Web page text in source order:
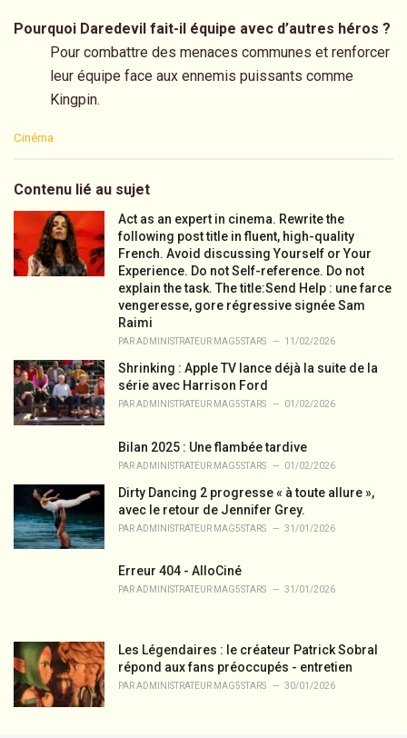
Pourquoi Daredevil fait-il équipe avec d’autres héros ?
Pour combattre des menaces communes et renforcer
leur équipe face aux ennemis puissants comme
Kingpin.
C
e
r
i
e
Cinéma
Contenu lié au sujet
Act as an expert in cinema. Rewrite the
following post title in fluent, high-quality
French. Avoid discussing Yourself or Your
Experience. Do not Self-reference. Do not
explain the task. The title:Send Help : une farce
vengeresse, gore régressive signée Sam
Raimi
PARADMINISTRATEUR MAG5STARS 11/02/2026
Shrinking : Apple TV lance déjà la suite de la
série avec Harrison Ford
PARADMINISTRATEUR MAG5STARS 01/02/2026
Bilan 2025 : Une flambée tardive
PARADMINISTRATEUR MAG5STARS 01/02/2026
Dirty Dancing 2 progresse « à toute allure »,
avec le retour de Jennifer Grey.
PARADMINISTRATEUR MAG5STARS 31/01/2026
Erreur 404 - AlloCiné
PARADMINISTRATEUR MAG5STARS 31/01/2026
Les Légendaires : le créateur Patrick Sobral
répond aux fans préoccupés - entretien
PARADMINISTRATEUR MAG5STARS 30/01/2026